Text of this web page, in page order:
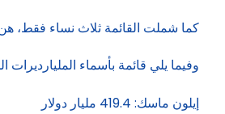
كما شملت القائمة ثلاث نساء فقط،
وفيما يلي قائمة بأسماء
إيلون ماسك: 419.4 مليار دولار